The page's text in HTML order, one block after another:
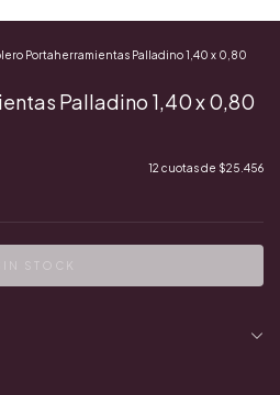
Portaherramientas Palladino 1,40 x 0,80
Palladino 1,40 x 0,80
12 cuotas de $25.456